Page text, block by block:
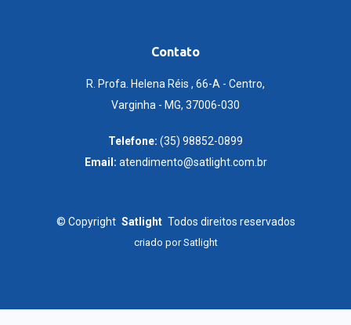
Contato
R. Profa. Helena Réis , 66-A - Centro,
Varginha - MG, 37006-030
Telefone: (35) 98852-0899
Email: atendimento@satlight.com.br
© Copyright Satlight Todos direitos reservados
criado porSatlight